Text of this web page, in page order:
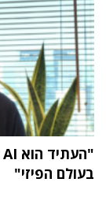
בעולם הפיזי"